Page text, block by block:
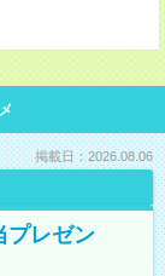
掲載日：2026.08.06
プレゼン